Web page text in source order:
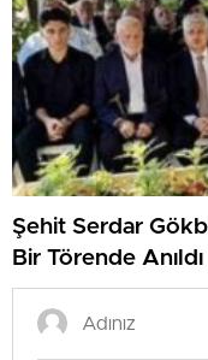
Şehit Serdar
Bir Törende Anıldı